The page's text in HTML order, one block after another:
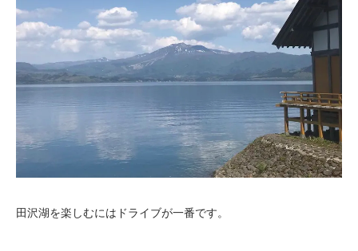
田沢湖を楽しむにはドライブが一番です。